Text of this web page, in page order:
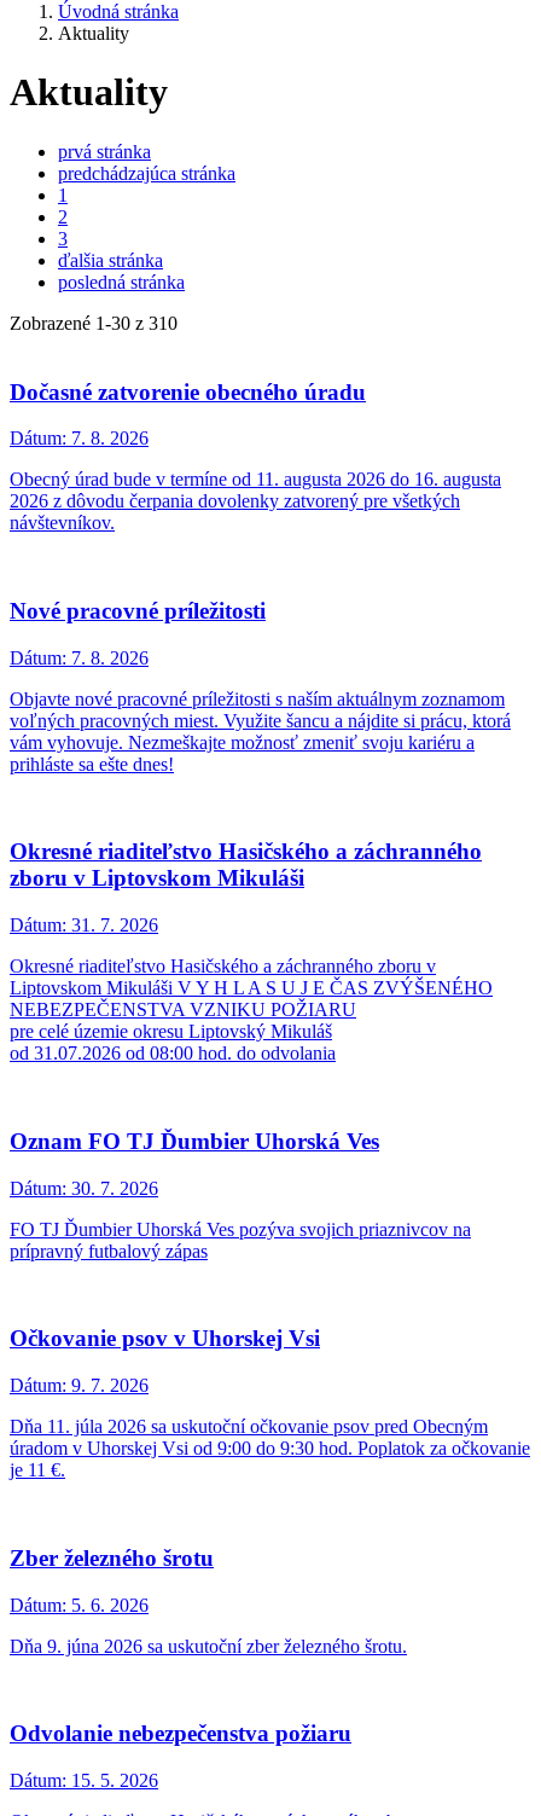
Úvodná stránka
Aktuality
Aktuality
prvá stránka
predchádzajúca stránka
1
2
3
ďalšia stránka
posledná stránka
Zobrazené 1-30 z 310
Dočasné zatvorenie obecného úradu
Dátum: 7. 8. 2026
Obecný úrad bude v termíne od 11. augusta 2026 do 16. augusta
2026 z dôvodu čerpania dovolenky zatvorený pre všetkých
návštevníkov.
Nové pracovné príležitosti
Dátum: 7. 8. 2026
Objavte nové pracovné príležitosti s naším aktuálnym zoznamom
voľných pracovných miest. Využite šancu a nájdite si prácu, ktorá
vám vyhovuje. Nezmeškajte možnosť zmeniť svoju kariéru a
prihláste sa ešte dnes!
Okresné riaditeľstvo Hasičského a záchranného
zboru v Liptovskom Mikuláši
Dátum: 31. 7. 2026
Okresné riaditeľstvo Hasičského a záchranného zboru v
Liptovskom Mikuláši V Y H L A S U J E ČAS ZVÝŠENÉHO
NEBEZPEČENSTVA VZNIKU POŽIARU
pre celé územie okresu Liptovský Mikuláš
od 31.07.2026 od 08:00 hod. do odvolania
Oznam FO TJ Ďumbier Uhorská Ves
Dátum: 30. 7. 2026
FO TJ Ďumbier Uhorská Ves pozýva svojich priaznivcov na
prípravný futbalový zápas
Očkovanie psov v Uhorskej Vsi
Dátum: 9. 7. 2026
Dňa 11. júla 2026 sa uskutoční očkovanie psov pred Obecným
úradom v Uhorskej Vsi od 9:00 do 9:30 hod. Poplatok za očkovanie
je 11 €.
Zber železného šrotu
Dátum: 5. 6. 2026
Dňa 9. júna 2026 sa uskutoční zber železného šrotu.
Odvolanie nebezpečenstva požiaru
Dátum: 15. 5. 2026